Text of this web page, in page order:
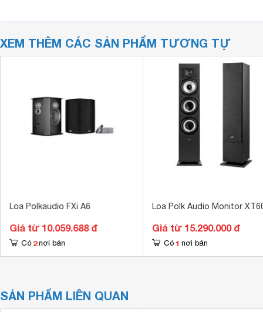
XEM THÊM CÁC SẢN PHẨM TƯƠNG TỰ
Loa Polkaudio FXi A6
Giá từ 10.059.688 đ
Có 2 nơi bán
Loa Polk Audio Monitor
Giá từ 15.290.000 đ
Có 1 nơi bán
SẢN PHẨM LIÊN QUAN